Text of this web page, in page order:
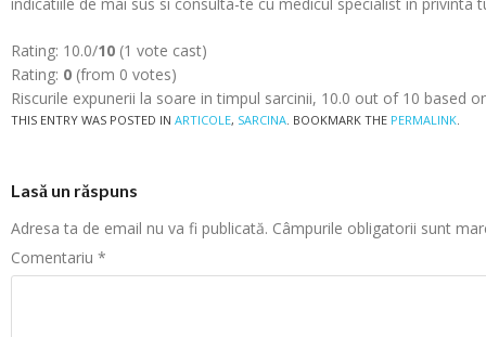
Rating: 10.0/10 (1 vote cast)
Rating: 0 (from 0 votes)
Riscurile expunerii la soare in timpul sarcinii, 10.0 out of 10 based
THIS ENTRY WAS POSTED IN ARTICOLE, SARCINA. BOOKMARK THE PERMALINK.
Lasă un răspuns
Adresa ta de email nu va fi publicată. Câmpurile obligatorii sunt
Comentariu *